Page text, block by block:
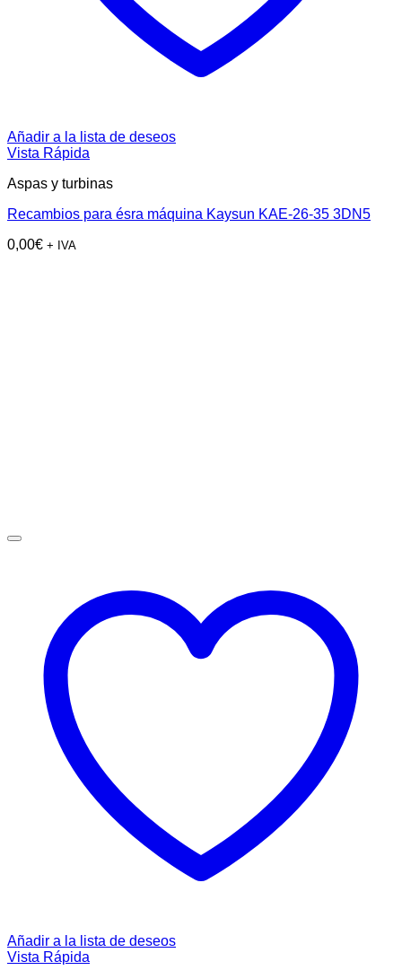
Añadir a la lista de deseos
Vista Rápida
Aspas y turbinas
Recambios para ésra máquina Kaysun KAE-26-35 3DN5
0,00€ + IVA
Añadir a la lista de deseos
Vista Rápida